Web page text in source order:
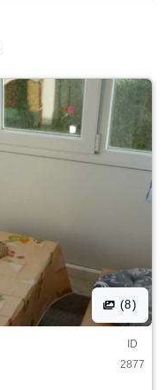
(8)
ID
2877